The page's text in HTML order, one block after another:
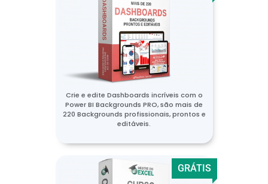
Crie e edite Dashboards incríveis com o
Power BI Backgrounds PRO, são mais de
220 Backgrounds profissionais, prontos e
editáveis.
GRÁTIS